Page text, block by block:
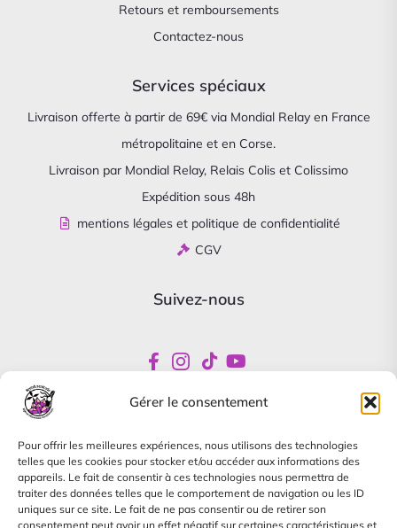
Gérer le consentement
Pour offrir les meilleures expériences, nous utilisons des technologies
telles que les cookies pour stocker et/ou accéder aux informations des
appareils. Le fait de consentir à ces technologies nous permettra de
traiter des données telles que le comportement de navigation ou les ID
uniques sur ce site. Le fait de ne pas consentir ou de retirer son
consentement peut avoir un effet négatif sur certaines caractéristiques et
Retours et remboursements
Contactez-nous
Services spéciaux
Livraison offerte à partir de 69€ via Mondial Relay en France
métropolitaine et en Corse.
Livraison par Mondial Relay, Relais Colis et Colissimo
Expédition sous 48h
mentions légales et politique de confidentialité
CGV
Suivez-nous
Newsletter
Abonnez-vous pour être informés de nos offres
spéciales